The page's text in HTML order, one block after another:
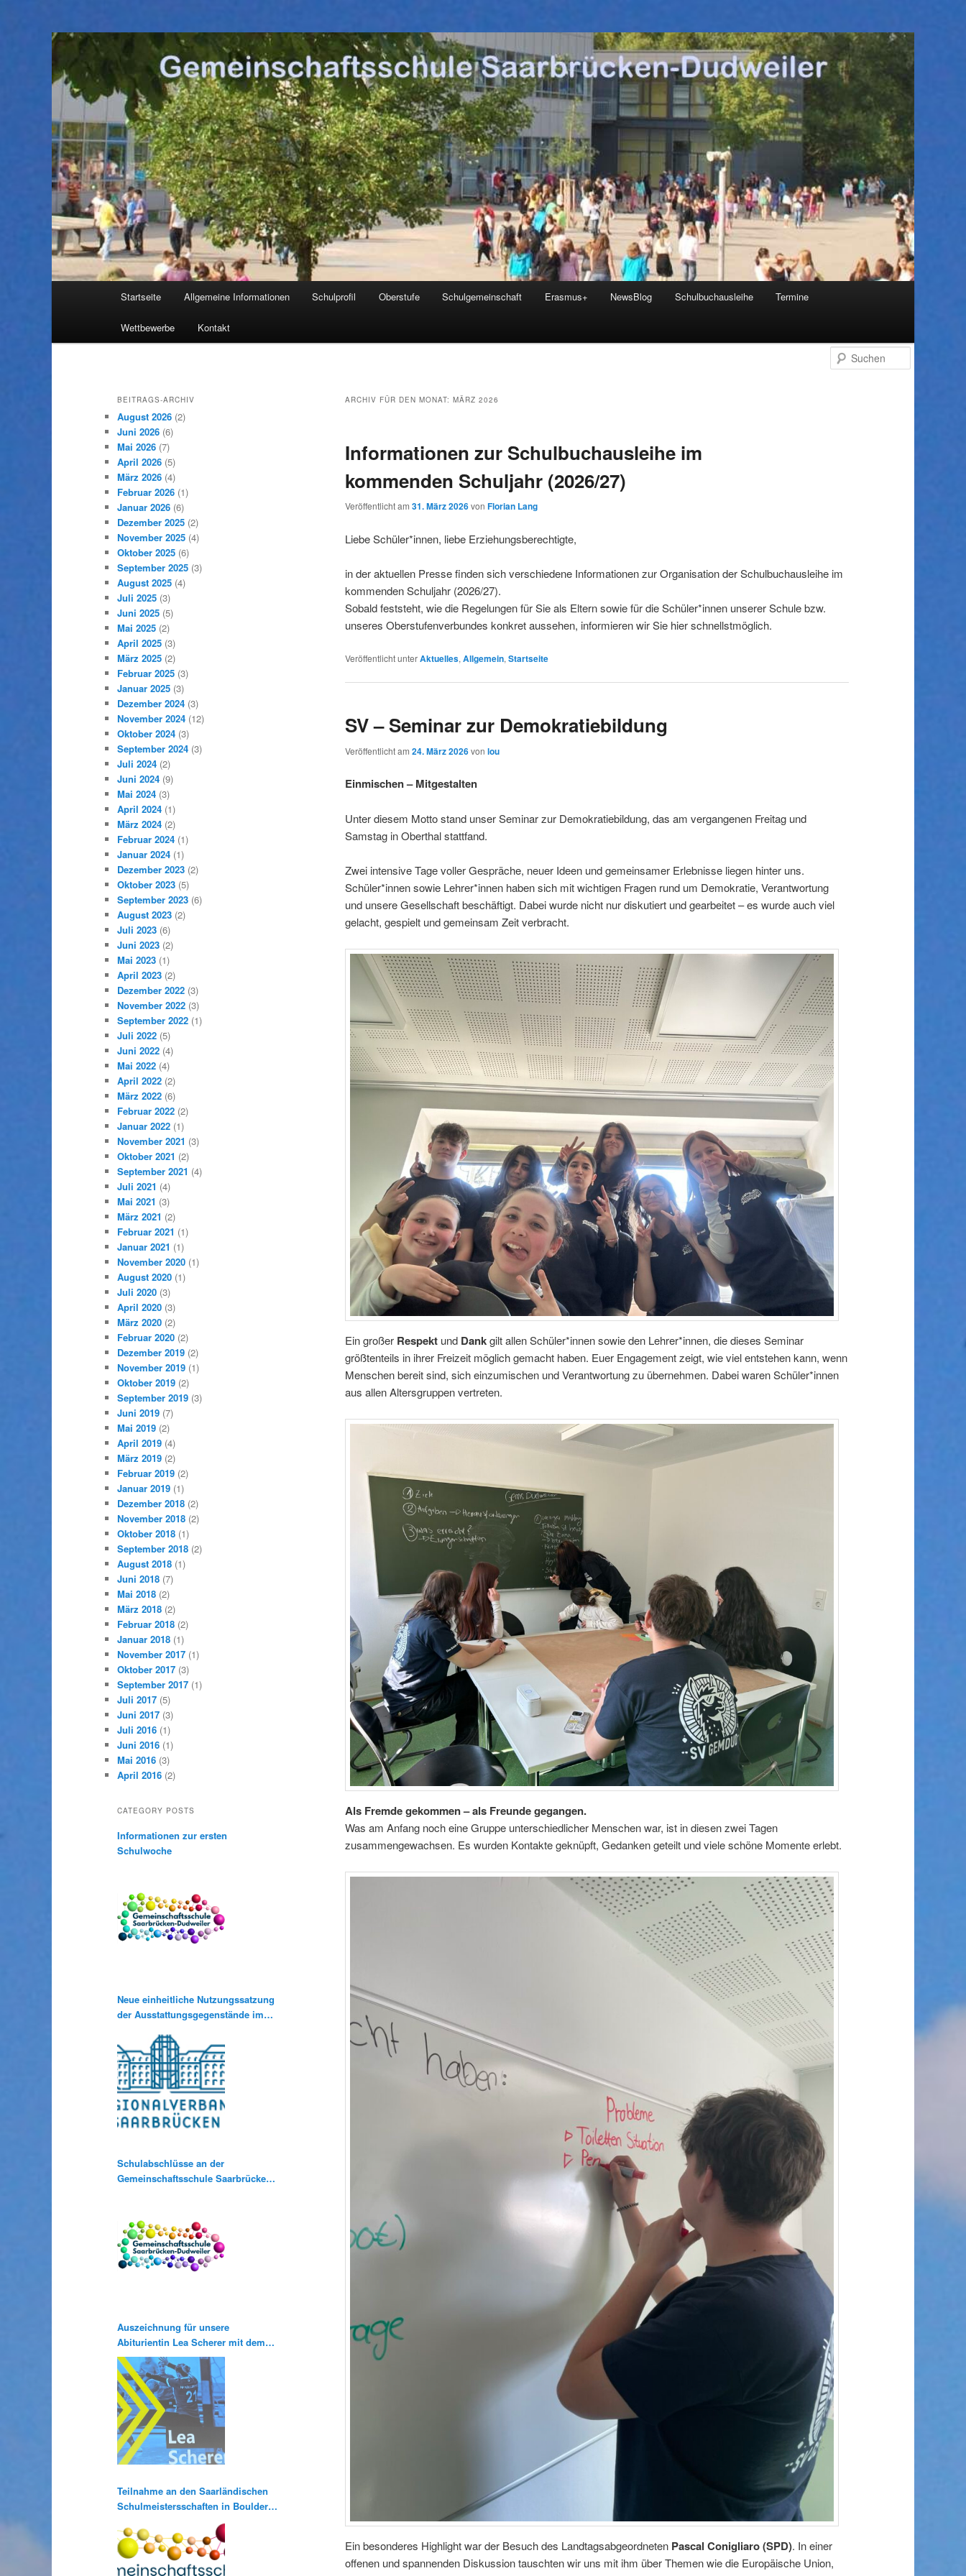
Zum
Inhalt
Zum
sekundären
wechseln
Startseite Allgemeine Informationen Schulprofil Oberstufe Schulgemeinschaft Erasmus+ NewsBlog Schulbuchausleihe Termine
Wettbewerbe Kontakt
ARCHIV FÜR DEN MONAT: MÄRZ 2026
Informationen zur Schulbuchausleihe im
kommenden Schuljahr (2026/27)
Veröffentlicht am 31. März 2026von Florian Lang
Liebe Schüler*innen, liebe Erziehungsberechtigte,
in der aktuellen Presse finden sich verschiedene Informationen zur Organisation der Schulbuchausleihe im
kommenden Schuljahr (2026/27).
Sobald feststeht, wie die Regelungen für Sie als Eltern sowie für die Schüler*innen unserer Schule bzw.
unseres Oberstufenverbundes konkret aussehen, informieren wir Sie hier schnellstmöglich.
Veröffentlicht unterAktuelles, Allgemein, Startseite
SV – Seminar zur Demokratiebildung
Veröffentlicht am 24. März 2026von lou
Einmischen – Mitgestalten
Unter diesem Motto stand unser Seminar zur Demokratiebildung, das am vergangenen Freitag und
Samstag in Oberthal stattfand.
Zwei intensive Tage voller Gespräche, neuer Ideen und gemeinsamer Erlebnisse liegen hinter uns.
Schüler*innen sowie Lehrer*innen haben sich mit wichtigen Fragen rund um Demokratie, Verantwortung
und unsere Gesellschaft beschäftigt. Dabei wurde nicht nur diskutiert und gearbeitet – es wurde auch viel
gelacht, gespielt und gemeinsam Zeit verbracht.
Ein großer Respekt und Dankgilt allen Schüler*innen sowie den Lehrer*innen, die dieses Seminar
größtenteils in ihrer Freizeit möglich gemacht haben. Euer Engagement zeigt, wie viel entstehen kann, wenn
Menschen bereit sind, sich einzumischen und Verantwortung zu übernehmen. Dabei waren Schüler*innen
aus allen Altersgruppen vertreten.
Als Fremde gekommen – als Freunde gegangen.
Was am Anfang noch eine Gruppe unterschiedlicher Menschen war, ist in diesen zwei Tagen
zusammengewachsen. Es wurden Kontakte geknüpft, Gedanken geteilt und viele schöne Momente erlebt.
Ein besonderes Highlight war der Besuch des Landtagsabgeordneten Pascal Conigliaro (SPD). In einer
offenen und spannenden Diskussion tauschten wir uns mit ihm über Themen wie die Europäische Union,
BEITRAGS-ARCHIV
August 2026 (2)
Juni 2026 (6)
Mai 2026 (7)
April 2026 (5)
März 2026 (4)
Februar 2026 (1)
Januar 2026 (6)
Dezember 2025 (2)
November 2025 (4)
Oktober 2025 (6)
September 2025 (3)
August 2025 (4)
Juli 2025 (3)
Juni 2025 (5)
Mai 2025 (2)
April 2025 (3)
März 2025 (2)
Februar 2025 (3)
Januar 2025 (3)
Dezember 2024 (3)
November 2024 (12)
Oktober 2024 (3)
September 2024 (3)
Juli 2024 (2)
Juni 2024 (9)
Mai 2024 (3)
April 2024 (1)
März 2024 (2)
Februar 2024 (1)
Januar 2024 (1)
Dezember 2023 (2)
Oktober 2023 (5)
September 2023 (6)
August 2023 (2)
Juli 2023 (6)
Juni 2023 (2)
Mai 2023 (1)
April 2023 (2)
Dezember 2022 (3)
November 2022 (3)
September 2022 (1)
Juli 2022 (5)
Juni 2022 (4)
Mai 2022 (4)
April 2022 (2)
März 2022 (6)
Februar 2022 (2)
Januar 2022 (1)
November 2021 (3)
Oktober 2021 (2)
September 2021 (4)
Juli 2021 (4)
Mai 2021 (3)
März 2021 (2)
Februar 2021 (1)
Januar 2021 (1)
November 2020 (1)
August 2020 (1)
Juli 2020 (3)
April 2020 (3)
März 2020 (2)
Februar 2020 (2)
Dezember 2019 (2)
November 2019 (1)
Oktober 2019 (2)
September 2019 (3)
Juni 2019 (7)
Mai 2019 (2)
April 2019 (4)
März 2019 (2)
Februar 2019 (2)
Januar 2019 (1)
Dezember 2018 (2)
November 2018 (2)
Oktober 2018 (1)
September 2018 (2)
August 2018 (1)
Juni 2018 (7)
Mai 2018 (2)
März 2018 (2)
Februar 2018 (2)
Januar 2018 (1)
November 2017 (1)
Oktober 2017 (3)
September 2017 (1)
Juli 2017 (5)
Juni 2017 (3)
Juli 2016 (1)
Juni 2016 (1)
Mai 2016 (3)
April 2016 (2)
CATEGORY POSTS
Informationen zur ersten
Schulwoche
Neue einheitliche Nutzungssatzung
der Ausstattungsgegenstände im
Schulabschlüsse an der
Gemeinschaftsschule Saarbrücken-
Auszeichnung für unsere
Abiturientin Lea Scherer mit dem
Pierre de Coubertin Abiturpreis
Teilnahme an den Saarländischen
Schulmeistersschaften in Bouldern